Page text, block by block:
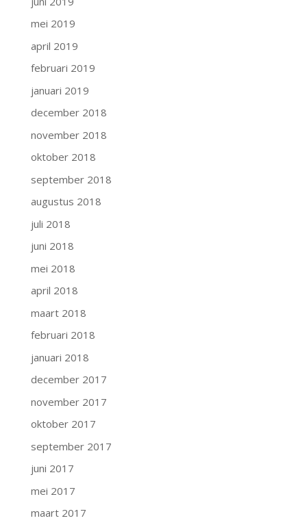
mei 2019
april 2019
februari 2019
januari 2019
december 2018
november 2018
oktober 2018
september 2018
augustus 2018
juli 2018
juni 2018
mei 2018
april 2018
maart 2018
februari 2018
januari 2018
december 2017
november 2017
oktober 2017
september 2017
juni 2017
mei 2017
maart 2017